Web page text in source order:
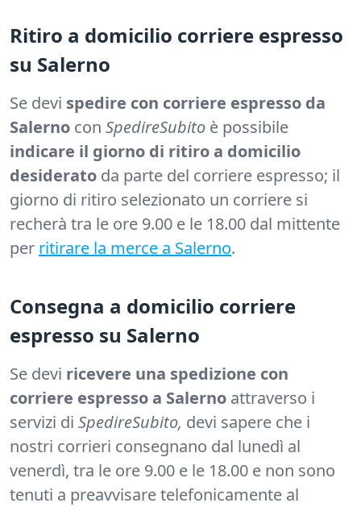
Ritiro a domicilio corriere espresso
su Salerno
Se devi spedire con corriere espresso da
Salerno con SpedireSubito è possibile
indicare il giorno di ritiro a domicilio
desiderato da parte del corriere espresso; il
giorno di ritiro selezionato un corriere si
recherà tra le ore 9.00 e le 18.00 dal mittente
per ritirare la merce a Salerno.
Consegna a domicilio corriere
espresso su Salerno
Se devi ricevere una spedizione con
corriere espresso a Salerno attraverso i
servizi di SpedireSubito, devi sapere che i
nostri corrieri consegnano dal lunedì al
venerdì, tra le ore 9.00 e le 18.00 e non sono
tenuti a preavvisare telefonicamente al